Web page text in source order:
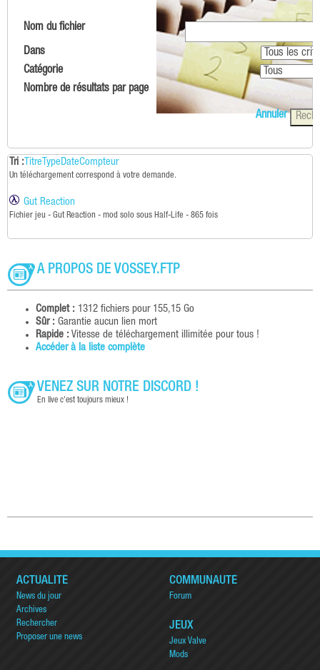
Nom du fichier
Dans
Catégorie
Nombre de résultats par page
Annuler
Tri : Titre TypeDateCompteur
Un téléchargement correspond à votre demande.
Gut Reaction
Fichier jeu - Gut Reaction - mod solo sous Half-Life - 865 fois
A PROPOS DE VOSSEY.FTP
Complet : 1312 fichiers pour 155,15 Go
Sûr : Garantie aucun lien mort
Rapide : Vitesse de téléchargement illimitée pour tous !
Accéder à la liste complète
VENEZ SUR NOTRE DISCORD !
En live c'est toujours mieux !
ACTUALITÉ
News du jour
Archives
Rechercher
Proposer une news
COMMUNAUTÉ
Forum
JEUX
Jeux Valve
Mods